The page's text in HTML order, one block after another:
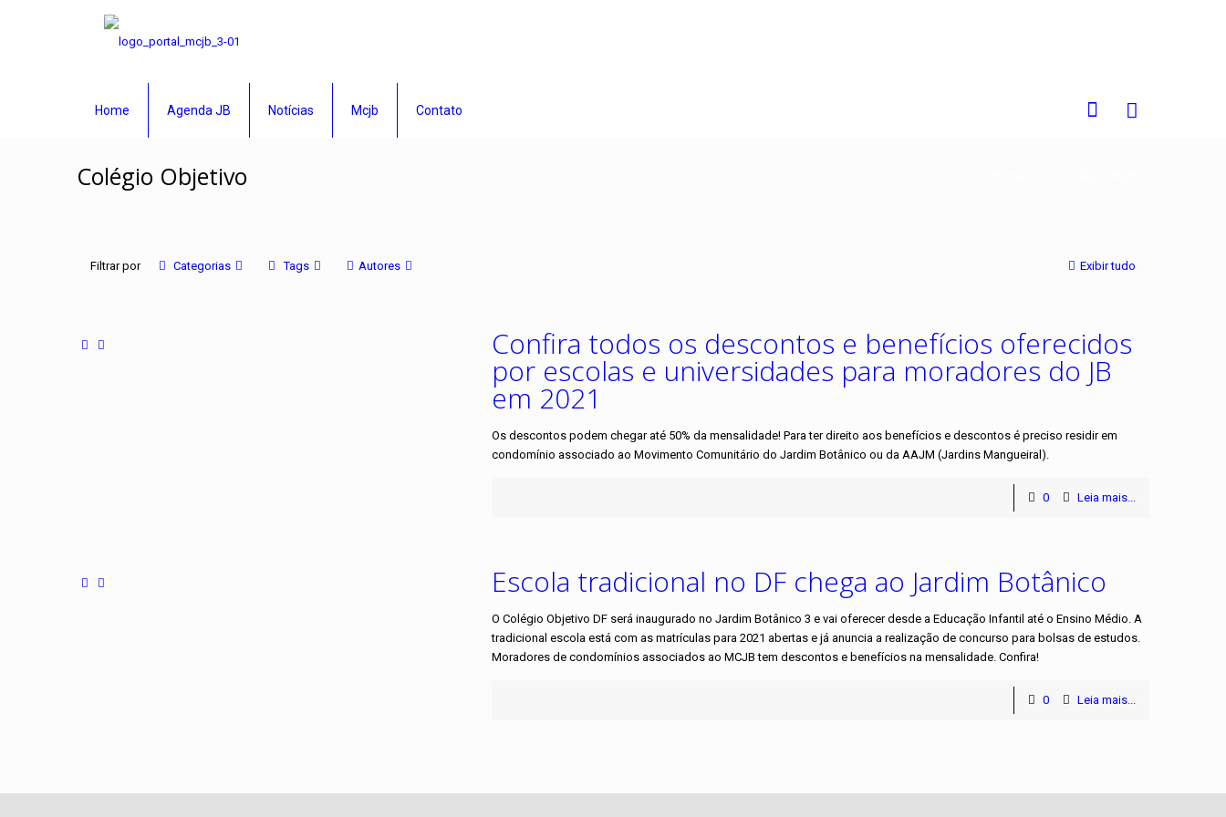
Home Agenda JB Notícias Mcjb Contato
Colégio Objetivo
Filtrar por Categorias Tags Autores Exibir tudo
Confira todos os descontos e benefícios oferecidos
por escolas e universidades para moradores do JB
em 2021
Os descontos podem chegar até 50% da mensalidade! Para ter direito aos benefícios e descontos é preciso residir em
condomínio associado ao Movimento Comunitário do Jardim Botânico ou da AAJM (Jardins Mangueiral).
0 Leia mais...
Escola tradicional no DF chega ao Jardim Botânico
O Colégio Objetivo DF será inaugurado no Jardim Botânico 3 e vai oferecer desde a Educação Infantil até o Ensino Médio. A
tradicional escola está com as matrículas para 2021 abertas e já anuncia a realização de concurso para bolsas de estudos.
Moradores de condomínios associados ao MCJB tem descontos e benefícios na mensalidade. Confira!
0 Leia mais...